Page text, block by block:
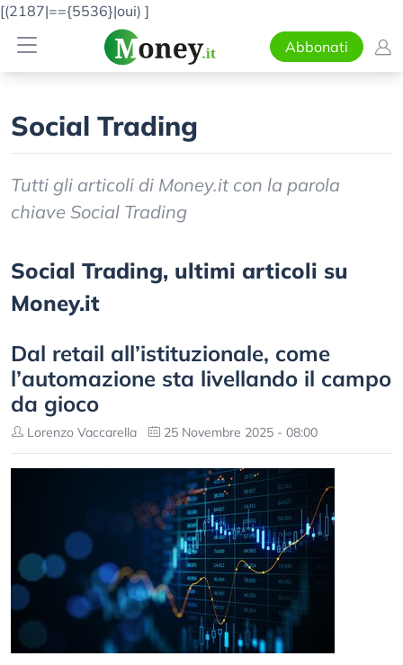
[(2187|=={5536}|oui) ]
Abbonati
Social Trading
Tutti gli articoli di Money.it con la parola
chiave Social Trading
Social Trading, ultimi articoli su
Money.it
Dal retail all’istituzionale, come
l’automazione sta livellando il campo
da gioco
Lorenzo Vaccarella 25 Novembre 2025 - 08:00